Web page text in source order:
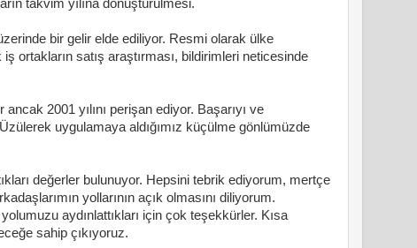
takvim yılına dönüştürülmesi.
bir gelir elde ediliyor. Resmi olarak ülke
ortakların satış araştırması, bildirimleri neticesinde
2001 yılını perişan ediyor. Başarıyı ve
uygulamaya aldığımız küçülme gönlümüzde
değerler bulunuyor. Hepsini tebrik ediyorum, mertçe
yollarının açık olmasını diliyorum.
aydınlattıkları için çok teşekkürler. Kısa
sahip çıkıyoruz.